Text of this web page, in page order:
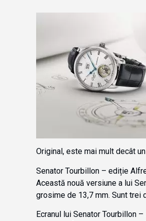
Original, este mai mult decât
Senator Tourbillon – ediție
Această nouă versiune a lui
grosime de 13,7 mm. Sunt trei
Ecranul lui Senator Tourbillon